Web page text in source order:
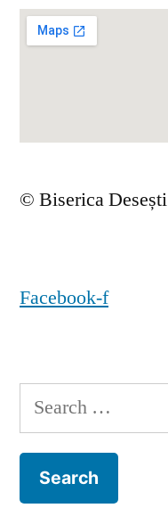
© Biserica Desești
Facebook-f
Search
for: